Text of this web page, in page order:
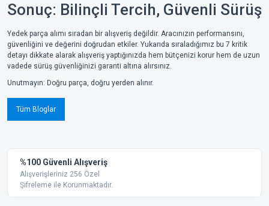
Sonuç: Bilinçli Tercih, Güvenli Sürüş
Yedek parça alımı sıradan bir alışveriş değildir. Aracınızın performansını,
güvenliğini ve değerini doğrudan etkiler. Yukarıda sıraladığımız bu 7 kritik
detayı dikkate alarak alışveriş yaptığınızda hem bütçenizi korur hem de uzun
vadede sürüş güvenliğinizi garanti altına alırsınız.
Unutmayın: Doğru parça, doğru yerden alınır.
Tüm Bloglar
%100 Güvenli Alışveriş
Alışverişleriniz 256 Özel
Şifreleme ile Korunmaktadır.